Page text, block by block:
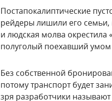
Постапокалиптические
рейдеры лишили его семьи,
и людская молва
полуголый поехавший умом
Без собственной
потому транспорт будет
зря разработчики